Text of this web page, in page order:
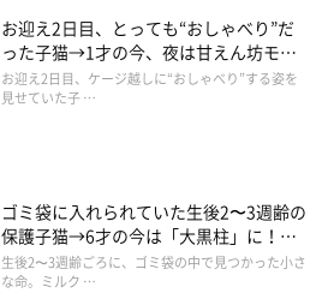
お迎え2日目、とっても“おしゃべり”だ
った子猫→1才の今、夜は甘えん坊モー
ドになるコに成長！
お迎え2日目、ケージ越しに“おしゃべり”する姿を
見せていた子 …
ゴミ袋に入れられていた生後2〜3週齢の
保護子猫→6才の今は「大黒柱」に！
美しい黒猫に成長した姿にグッとくる
生後2〜3週齢ごろに、ゴミ袋の中で見つかった小さ
な命。ミルク …